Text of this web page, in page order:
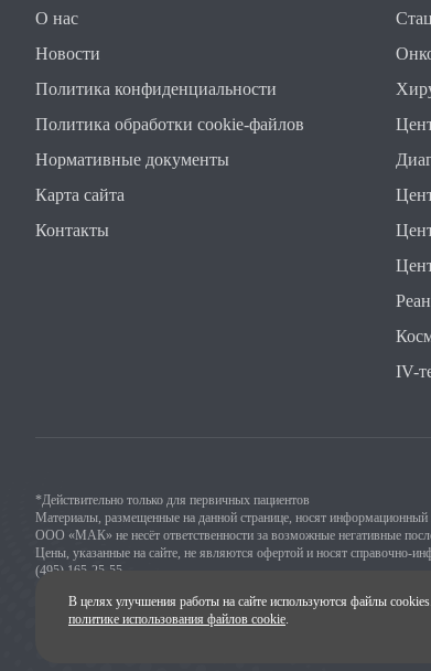
О нас
Новости
Политика конфиденциальности
Политика обработки cookie-файлов
Нормативные документы
Карта сайта
Контакты
IV-
*Действительно только для первичных пациентов
Материалы, размещенные на данной странице, носят информационный
ООО «МАК» не несёт ответственности за возможные негативные
Цены, указанные на сайте, не являются офертой и носят справочно-
(495) 165-25-55
Лицензия на осуществление медицинской деятельности
В целях улучшения работы на сайте используются файлы
политике использования файлов cookie.